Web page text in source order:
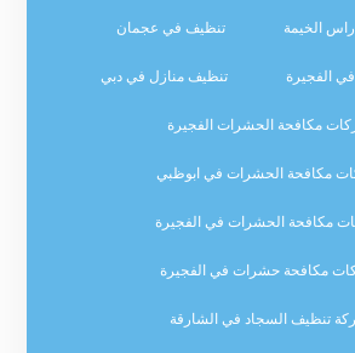
الخيمة تنظيف في عجمان
الفجيرة تنظيف منازل في دبي
مكافحة الحشرات الفجيرة
مكافحة الحشرات في ابوظبي
مكافحة الحشرات في الفجيرة
مكافحة حشرات في الفجيرة
تنظيف السجاد في الشارقة